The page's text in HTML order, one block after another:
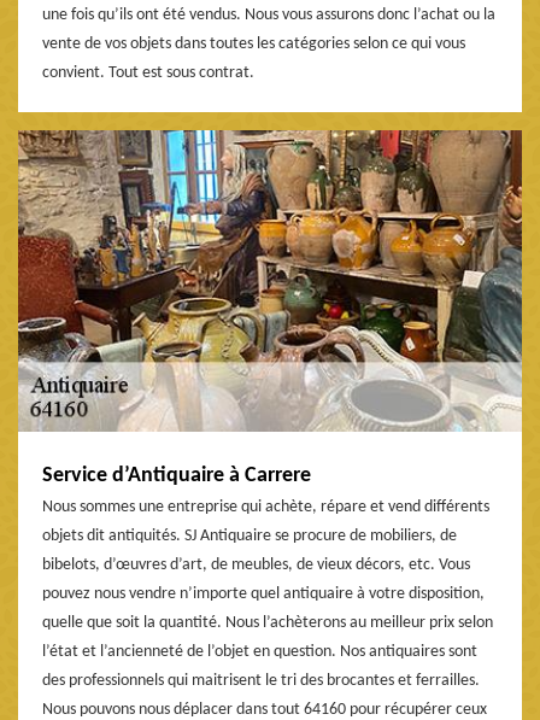
une fois qu’ils ont été vendus. Nous vous assurons donc l’achat ou la
vente de vos objets dans toutes les catégories selon ce qui vous
convient. Tout est sous contrat.
Service d’Antiquaire à Carrere
Nous sommes une entreprise qui achète, répare et vend différents
objets dit antiquités. SJ Antiquaire se procure de mobiliers, de
bibelots, d’œuvres d’art, de meubles, de vieux décors, etc. Vous
pouvez nous vendre n’importe quel antiquaire à votre disposition,
quelle que soit la quantité. Nous l’achèterons au meilleur prix selon
l’état et l’ancienneté de l’objet en question. Nos antiquaires sont
des professionnels qui maitrisent le tri des brocantes et ferrailles.
Nous pouvons nous déplacer dans tout 64160 pour récupérer ceux